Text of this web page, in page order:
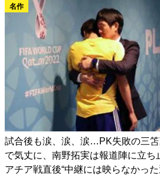
名作
試合後も涙、涙、涙…PK失敗の三笘
で気丈に、南野拓実は報道陣に立
アチア戦直後“中継には映らなかっ